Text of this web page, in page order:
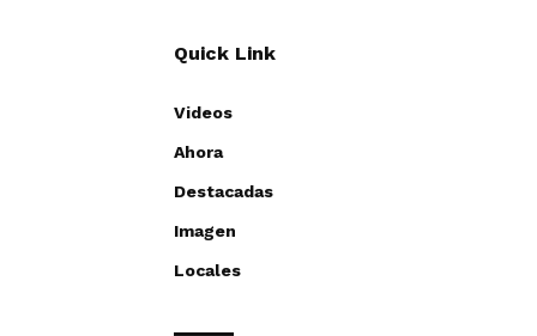
Quick Link
Videos
Ahora
Destacadas
Imagen
Locales